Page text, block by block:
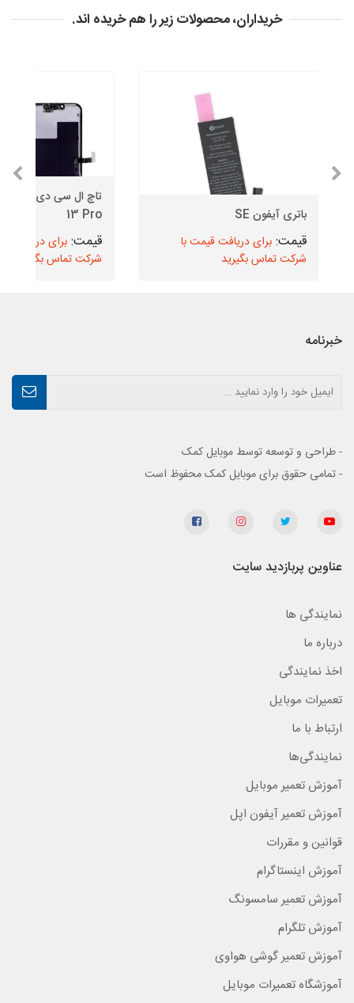
خریداران، محصولات زیر را هم خریده اند.
باتری آیفون SE
برای دریافت قیمت با
شرکت تماس بگیرید
13 Pro
برای دریافت
شرکت تماس بگیرید
خبرنامه
- طراحی و توسعه توسط موبایل کمک
- تمامی حقوق برای موبایل کمک محفوظ است
عناوین پربازدید سایت
نمایندگی ها
درباره ما
اخذ نمایندگی
تعمیرات موبایل
ارتباط با ما
نمایندگی‌ها
آموزش تعمیر موبایل
آموزش تعمیر آیفون اپل
قوانین و مقررات
آموزش اینستاگرام
آموزش تعمیر سامسونگ
آموزش تلگرام
آموزش تعمیر گوشی هواوی
آموزشگاه تعمیرات موبایل